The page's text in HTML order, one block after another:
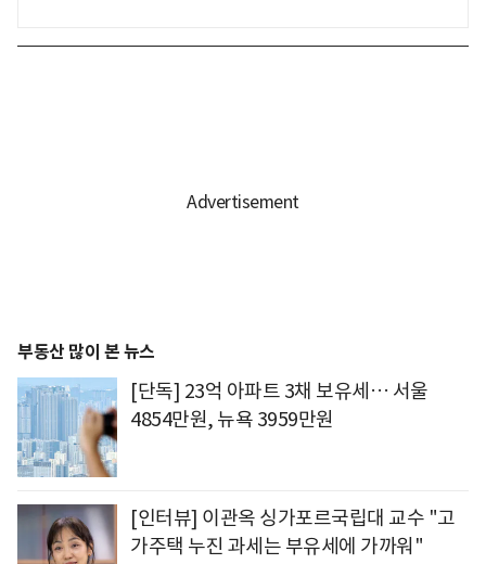
부동산 많이 본 뉴스
[단독] 23억 아파트 3채 보유세… 서울
4854만원, 뉴욕 3959만원
[인터뷰] 이관옥 싱가포르국립대 교수 "고
가주택 누진 과세는 부유세에 가까워"